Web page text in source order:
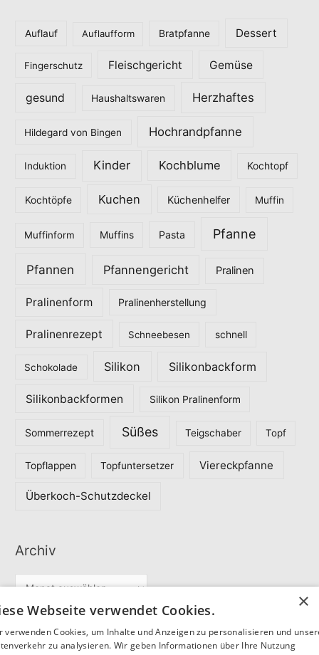
Auflauf Auflaufform Bratpfanne Dessert
Fingerschutz Fleischgericht Gemüse
gesund Haushaltswaren Herzhaftes
Hildegard von Bingen Hochrandpfanne
Induktion Kinder Kochblume Kochtopf
Kochtöpfe Kuchen Küchenhelfer Muffin
Muffinform Muffins Pasta Pfanne
Pfannen Pfannengericht Pralinen
Pralinenform Pralinenherstellung
Pralinenrezept Schneebesen schnell
Schokolade Silikon Silikonbackform
Silikonbackformen Silikon Pralinenform
Sommerrezept Süßes Teigschaber Topf
Topflappen Topfuntersetzer Viereckpfanne
Überkoch-Schutzdeckel
Archiv
Partner
×
Webseite verwendet Cookies.
verwenden Cookies, um Inhalte und Anzeigen zu personalisieren und
zu analysieren. Wir geben Informationen über Ihre Nutzung